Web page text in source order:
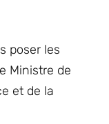
poser les
Ministre de
et de la